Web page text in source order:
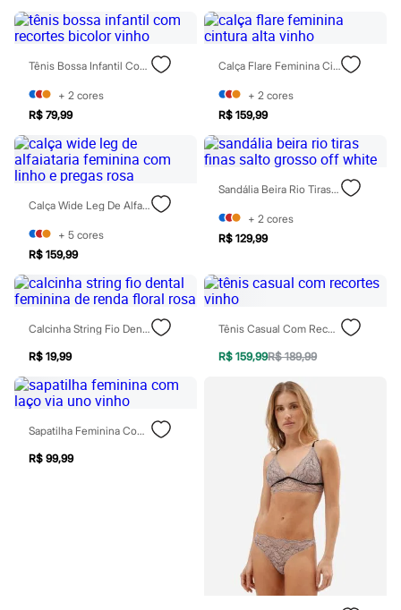
Acessórios
Bolsas e Mochilas
Chapéus e Bonés
Cintos
Carteiras
Óculos
Relógios
Calçados
Botas
Chinelos
Sapatos
Sandálias e Papetes
Tênis
Acessórios
Bermudas
Calças
Calçados
Moda íntima
Cuecas
Meias
Pijamas
Moda praia
Personagens
Plus size
Calças
Tênis Bossa Infantil Com Recortes Bicolor Vinho
+ 2 cores
R$ 79,99
Calça Flare Feminina Cintura Alta Vinho
+ 2 cores
R$ 159,99
Calça Wide Leg De Alfaiataria Feminina Com Linho E Pregas Rosa
+ 5 cores
R$ 159,99
Sandália Beira Rio Tiras Finas Salto Grosso Off White
+ 2 cores
R$ 129,99
Calcinha String Fio Dental Feminina De Renda Floral Rosa
R$ 19,99
Tênis Casual Com Recortes Vinho
R$ 159,99R$ 189,99
Sapatilha Feminina Com Laço Via Uno Vinho
R$ 99,99